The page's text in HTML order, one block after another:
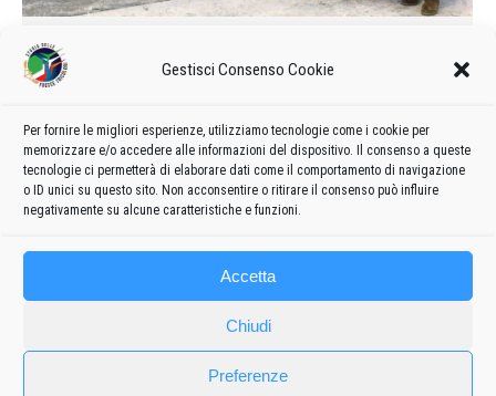
Gestisci Consenso Cookie
Per fornire le migliori esperienze, utilizziamo tecnologie come i cookie per
memorizzare e/o accedere alle informazioni del dispositivo. Il consenso a queste
tecnologie ci permetterà di elaborare dati come il comportamento di navigazione
o ID unici su questo sito. Non acconsentire o ritirare il consenso può influire
negativamente su alcune caratteristiche e funzioni.
Accetta
Chiudi
Preferenze
Calendario delle manifestazioni e
formazione del 1964
Formazione e calendario 1964 delle manifestazioni delle
Frecce Tricolori